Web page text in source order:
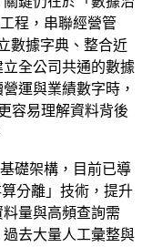
程，串聯經營管
數據字典、整合近
全公司共通的數據
運與業績數字時，
容易理解資料背後
礎架構，目前已導
分離」技術，提升
量與高頻查詢需
去大量人工彙整與